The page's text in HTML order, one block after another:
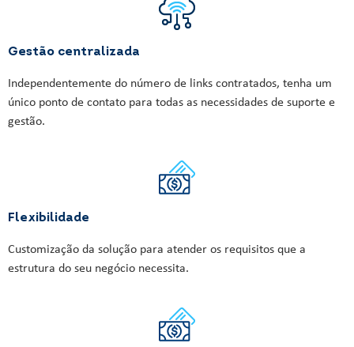
Gestão centralizada
Independentemente do número de links contratados, tenha um
único ponto de contato para todas as necessidades de suporte e
gestão.
Flexibilidade
Customização da solução para atender os requisitos que a
estrutura do seu negócio necessita.